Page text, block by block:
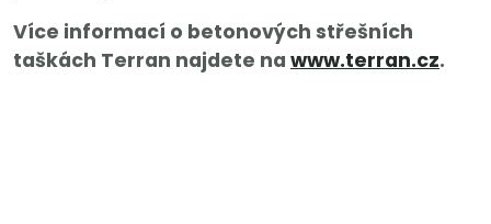
Více informací o betonových střešních
taškách Terran najdete na www.terran.cz.